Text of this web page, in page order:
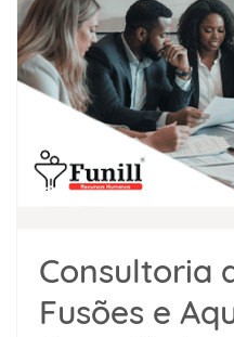
Consultoria
Fusões e